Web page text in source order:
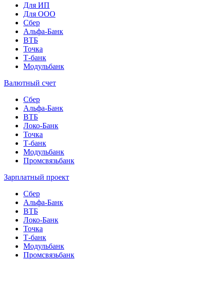
Для ИП
Для ООО
Сбер
Альфа-Банк
ВТБ
Точка
Т-банк
Модульбанк
Валютный счет
Сбер
Альфа-Банк
ВТБ
Локо-Банк
Точка
Т-банк
Модульбанк
Промсвязьбанк
Зарплатный проект
Сбер
Альфа-Банк
ВТБ
Локо-Банк
Точка
Т-банк
Модульбанк
Промсвязьбанк